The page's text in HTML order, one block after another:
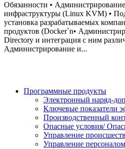
Обязанности •
инфраструктуры (Linux KVM) •
установка разрабатываемых
продуктов (Docker`n•
Directory и интеграция с ним
Администрирование и...
Программные продукты
Электронный наряд-
Ключевые показатели
Производственный
Опасные условия/
Управление
Управление